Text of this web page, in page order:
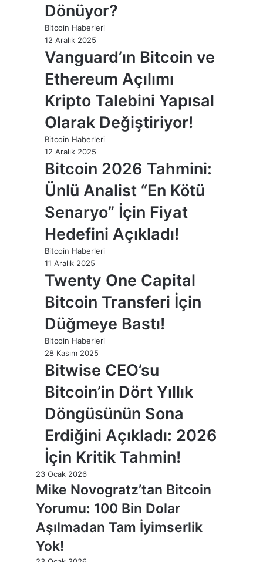
Dönüyor?
Bitcoin Haberleri
12 Aralık 2025
Vanguard’ın Bitcoin ve
Ethereum Açılımı
Kripto Talebini Yapısal
Olarak Değiştiriyor!
Bitcoin Haberleri
12 Aralık 2025
Bitcoin 2026 Tahmini:
Ünlü Analist “En Kötü
Senaryo” İçin Fiyat
Hedefini Açıkladı!
Bitcoin Haberleri
11 Aralık 2025
Twenty One Capital
Bitcoin Transferi İçin
Düğmeye Bastı!
Bitcoin Haberleri
28 Kasım 2025
Bitwise CEO’su
Bitcoin’in Dört Yıllık
Döngüsünün Sona
Erdiğini Açıkladı: 2026
İçin Kritik Tahmin!
23 Ocak 2026
Mike Novogratz’tan Bitcoin
Yorumu: 100 Bin Dolar
Aşılmadan Tam İyimserlik
Yok!